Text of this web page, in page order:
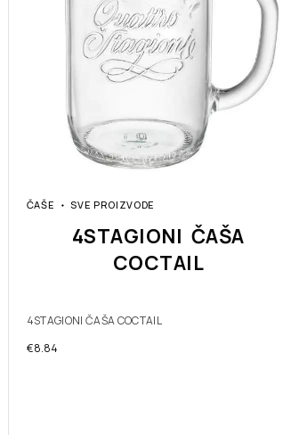
ČAŠE SVE PROIZVODE
4STAGIONI ČAŠA
COCTAIL
4STAGIONI ČAŠA COCTAIL
€8.84